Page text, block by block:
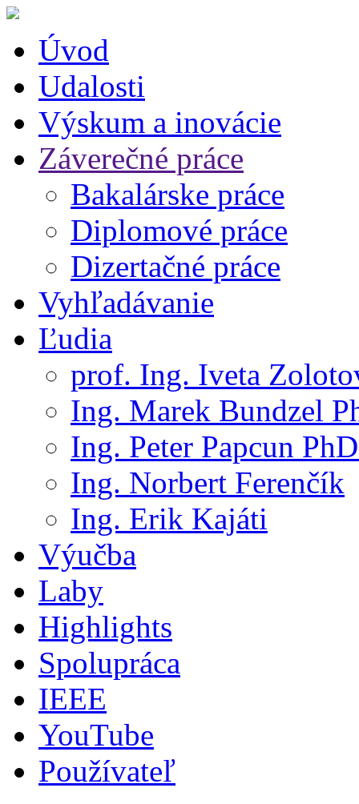
Úvod
Udalosti
Výskum a inovácie
Záverečné práce
Bakalárske práce
Diplomové práce
Dizertačné práce
Vyhľadávanie
Ľudia
prof. Ing. Iveta
Ing. Marek Bundzel
Ing. Peter Papcun
Ing. Norbert Ferenčík
Ing. Erik Kajáti
Výučba
Laby
Highlights
Spolupráca
IEEE
YouTube
Používateľ